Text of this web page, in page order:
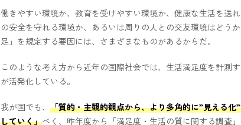
働きやすい環境か、教育を受けやすい環境か、健康な生活を送
の安全を守れる環境か、あるいは周りの人との交友環境はどう
足」を規定する要因には、さまざまなものがあるからだ。
このような考え方から近年の国際社会では、生活満足度を計測
が活発化している。
我が国でも、 「質的・主観的観点から、より多角的に”見える化
していく」べく、昨年度から「満足度・生活の質に関する調査